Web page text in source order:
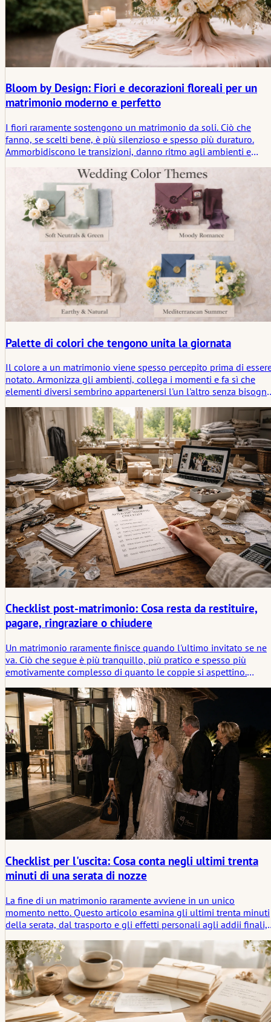
Bloom by Design: Fiori e decorazioni floreali per un
matrimonio moderno e perfetto
I fiori raramente sostengono un matrimonio da soli. Ciò che
fanno, se scelti bene, è più silenzioso e spesso più duraturo.
Ammorbidiscono le transizioni, danno ritmo agli ambienti e
loro dove guardare. Questo articolo esamina i fiori per il
matrimonio attraverso l'atmosfera, la sobrietà e la struttura
silenziosa che creano nel corso della giornata.
Palette di colori che tengono unita la giornata
Il colore a un matrimonio viene spesso percepito prima di
notato. Armonizza gli ambienti, collega i momenti e fa sì che
elementi diversi sembrino appartenersi l'un l'altro senza
non solo come decorazione, ma come una silenziosa struttura
simbolica che aiuta la giornata a risultare coerente.
Checklist post-matrimonio: Cosa resta da restituire,
pagare, ringraziare o chiudere
Un matrimonio raramente finisce quando l'ultimo invitato se ne
va. Ciò che segue è più tranquillo, più pratico e spesso più
emotivamente complesso di quanto le coppie si aspettino.
pagato, ringraziato o chiuso dopo il matrimonio, e perché i
successivi alla celebrazione fanno parte del significato del
matrimonio, non solo della sua pulizia.
Checklist per l'uscita: Cosa conta negli ultimi trenta
minuti di una serata di nozze
La fine di un matrimonio raramente avviene in un unico
momento netto. Questo articolo esamina gli ultimi trenta minuti
della serata, dal trasporto e gli effetti personali agli addii finali,
dopo.